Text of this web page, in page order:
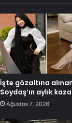
İşte gözaltına
Soydaş’ın aylık
Ağustos 7, 2026